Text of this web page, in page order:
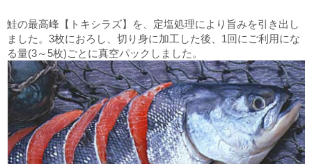
鮭の最高峰【トキシラズ】を、定塩処理により旨みを引き出し
ました。3枚におろし、切り身に加工した後、1回にご利用にな
る量(3～5枚)ごとに真空パックしました。